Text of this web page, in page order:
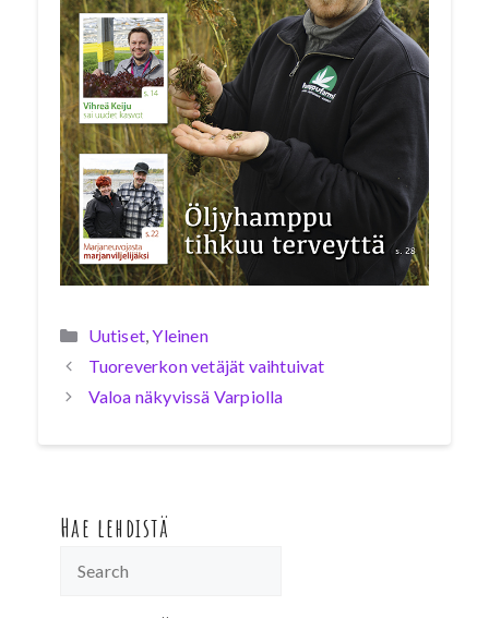
Kategoriat
Uutiset ,Yleinen
Tuoreverkon vetäjät vaihtuivat
Valoa näkyvissä Varpiolla
Hae lehdistä